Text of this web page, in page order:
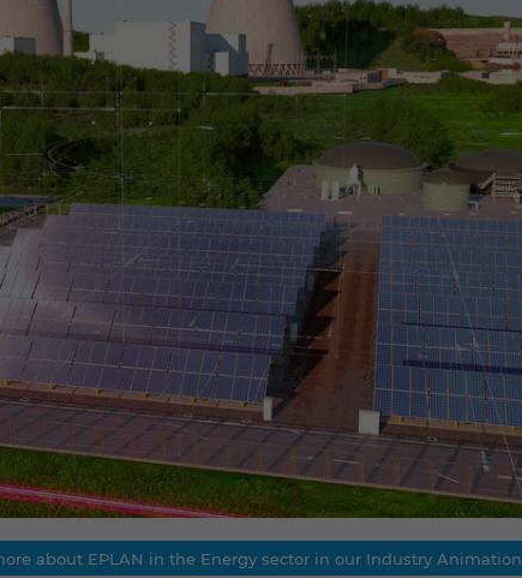
about EPLAN in the Energy sector in our Industry Animation